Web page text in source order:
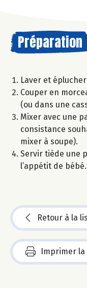
Préparation
Laver et
Couper en
(ou dans une
Mixer avec une
consistance
mixer à soupe).
Servir tiède une
l’appétit de bébé.
Retour à la
Imprimer